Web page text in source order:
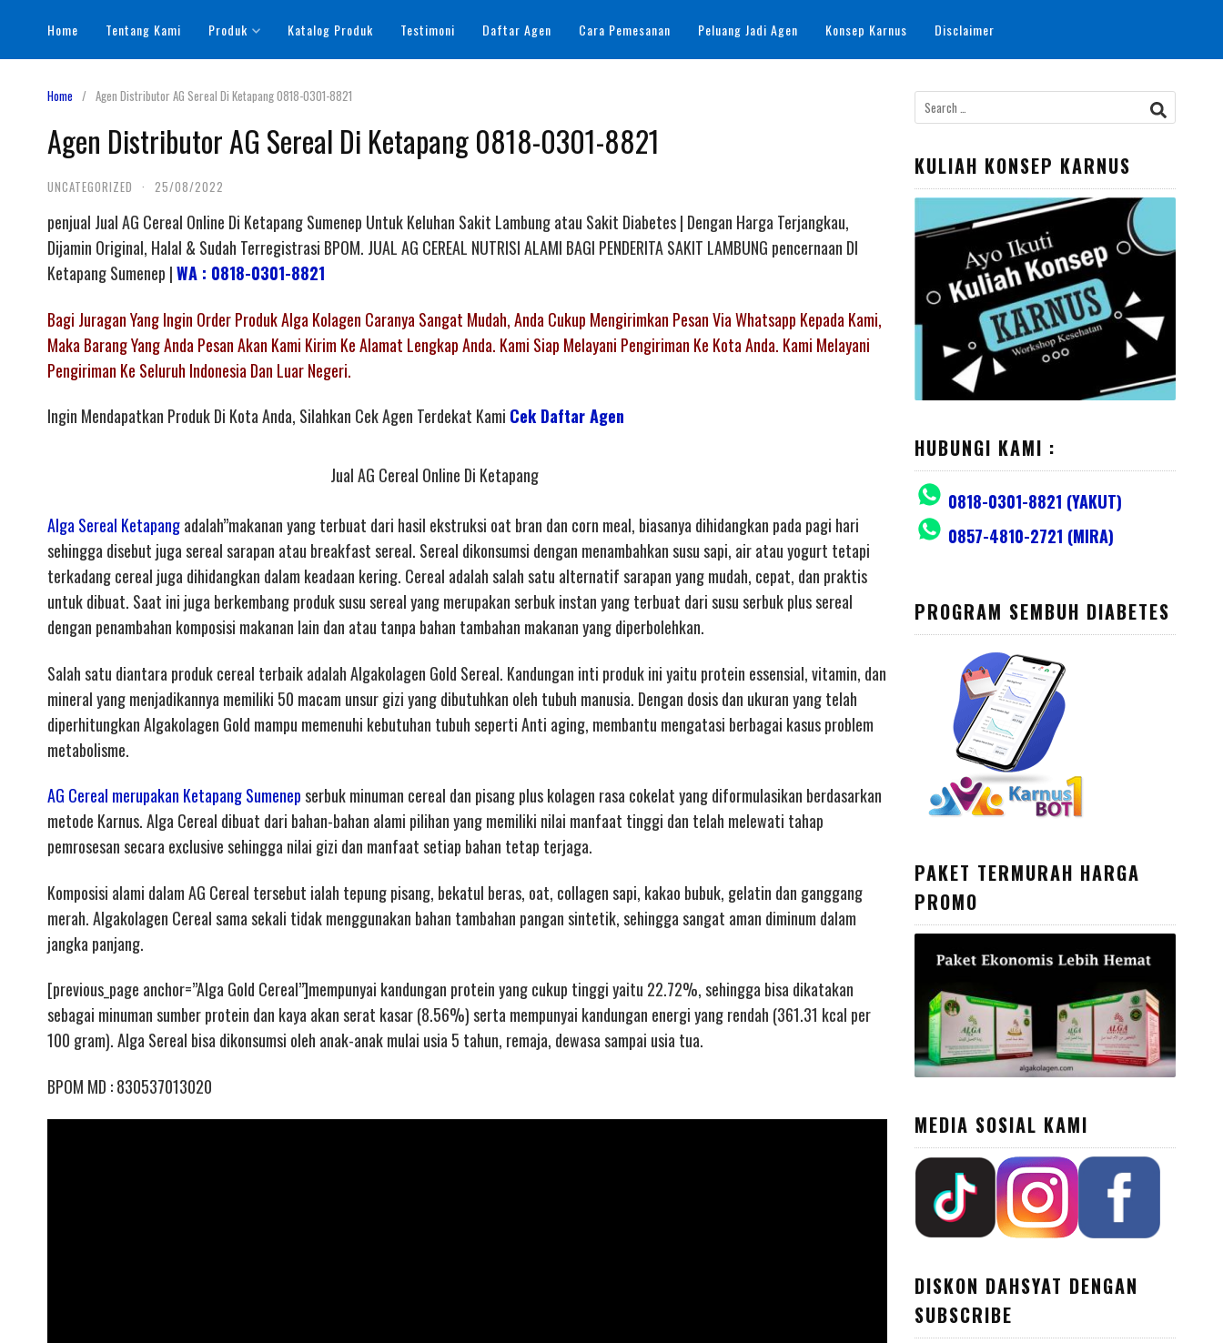
content
Home Tentang Kami Produk Katalog Produk Testimoni Daftar Agen Cara Pemesanan Peluang Jadi Agen Konsep Karnus Disclaimer
Home Agen Distributor AG Sereal Di Ketapang 0818-0301-8821
Agen Distributor AG Sereal Di Ketapang 0818-0301-8821
UNCATEGORIZED · 25/08/2022
penjual Jual AG Cereal Online Di Ketapang Sumenep Untuk Keluhan Sakit Lambung atau Sakit Diabetes | Dengan Harga Terjangkau,
Dijamin Original, Halal & Sudah Terregistrasi BPOM. JUAL AG CEREAL NUTRISI ALAMI BAGI PENDERITA SAKIT LAMBUNG pencernaan DI
Ketapang Sumenep |WA : 0818-0301-8821
Bagi Juragan Yang Ingin Order Produk Alga Kolagen Caranya Sangat Mudah, Anda Cukup Mengirimkan Pesan Via Whatsapp Kepada Kami,
Maka Barang Yang Anda Pesan Akan Kami Kirim Ke Alamat Lengkap Anda. Kami Siap Melayani Pengiriman Ke Kota Anda. Kami Melayani
Pengiriman Ke Seluruh Indonesia Dan Luar Negeri.
Ingin Mendapatkan Produk Di Kota Anda, Silahkan Cek Agen Terdekat Kami Cek Daftar Agen
Jual AG Cereal Online Di Ketapang
Alga Sereal Ketapangadalah”makanan yang terbuat dari hasil ekstruksi oat bran dan corn meal, biasanya dihidangkan pada pagi hari
sehingga disebut juga sereal sarapan atau breakfast sereal. Sereal dikonsumsi dengan menambahkan susu sapi, air atau yogurt tetapi
terkadang cereal juga dihidangkan dalam keadaan kering. Cereal adalah salah satu alternatif sarapan yang mudah, cepat, dan praktis
untuk dibuat. Saat ini juga berkembang produk susu sereal yang merupakan serbuk instan yang terbuat dari susu serbuk plus sereal
dengan penambahan komposisi makanan lain dan atau tanpa bahan tambahan makanan yang diperbolehkan.
Salah satu diantara produk cereal terbaik adalah Algakolagen Gold Sereal. Kandungan inti produk ini yaitu protein essensial, vitamin, dan
mineral yang menjadikannya memiliki 50 macam unsur gizi yang dibutuhkan oleh tubuh manusia. Dengan dosis dan ukuran yang telah
diperhitungkan Algakolagen Gold mampu memenuhi kebutuhan tubuh seperti Anti aging, membantu mengatasi berbagai kasus problem
metabolisme.
AG Cereal merupakan Ketapang Sumenepserbuk minuman cereal dan pisang plus kolagen rasa cokelat yang diformulasikan berdasarkan
metode Karnus. Alga Cereal dibuat dari bahan-bahan alami pilihan yang memiliki nilai manfaat tinggi dan telah melewati tahap
pemrosesan secara exclusive sehingga nilai gizi dan manfaat setiap bahan tetap terjaga.
Komposisi alami dalam AG Cereal tersebut ialah tepung pisang, bekatul beras, oat, collagen sapi, kakao bubuk, gelatin dan ganggang
merah. Algakolagen Cereal sama sekali tidak menggunakan bahan tambahan pangan sintetik, sehingga sangat aman diminum dalam
jangka panjang.
[previous_page anchor=”Alga Gold Cereal”]mempunyai kandungan protein yang cukup tinggi yaitu 22.72%, sehingga bisa dikatakan
sebagai minuman sumber protein dan kaya akan serat kasar (8.56%) serta mempunyai kandungan energi yang rendah (361.31 kcal per
100 gram). Alga Sereal bisa dikonsumsi oleh anak-anak mulai usia 5 tahun, remaja, dewasa sampai usia tua.
BPOM MD : 830537013020
Search
for:
KULIAH KONSEP KARNUS
HUBUNGI KAMI :
0818-0301-8821 (YAKUT)
0857-4810-2721 (MIRA)
PROGRAM SEMBUH DIABETES
PAKET TERMURAH HARGA
PROMO
MEDIA SOSIAL KAMI
DISKON DAHSYAT DENGAN
SUBSCRIBE